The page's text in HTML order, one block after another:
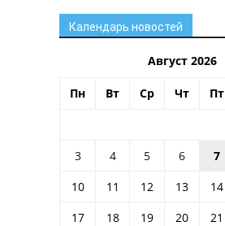
Календарь новостей
Август 2026
Пн Вт Ср Чт Пт
3
4 5 6 7
10
11 12 13 14
17
18 19 20 21